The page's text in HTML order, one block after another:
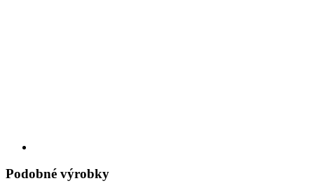
Podobné výrobky